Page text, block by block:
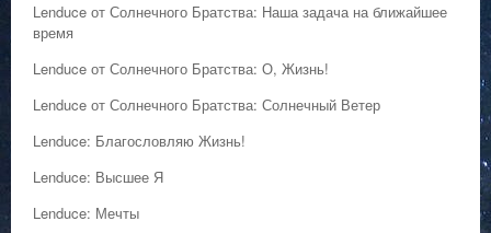
Lenduce от Солнечного Братства: Наша задача на ближайшее
время
Lenduce от Солнечного Братства: О, Жизнь!
Lenduce от Солнечного Братства: Солнечный Ветер
Lenduce: Благословляю Жизнь!
Lenduce: Высшее Я
Lenduce: Мечты